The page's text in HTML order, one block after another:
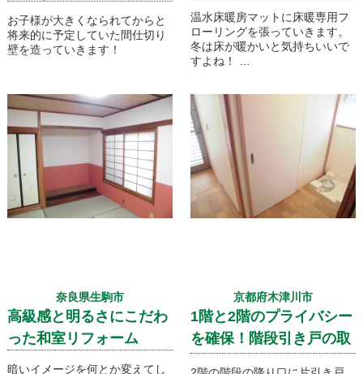
お子様が大きくなられてからと
将来的に予定していた間仕切り
壁を造っていきます！
温水床暖房マットに床暖専用フ
ローリングを張っていきます。
冬は床が暖かいと気持ちいいで
すよね！
奈良県生駒市
高級感と明るさにこだわ
った和室リフォーム
暗いイメージを何とか変えてし
京都府木津川市
1階と2階のプライバシー
を確保！階段引き戸の取